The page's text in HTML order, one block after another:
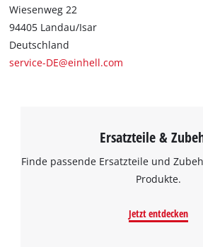
Wiesenweg 22
94405 Landau/Isar
Deutschland
service-DE@einhell.com
Ersatzteile &
Finde passende Ersatzteile und
Produkte.
Jetzt entdecken